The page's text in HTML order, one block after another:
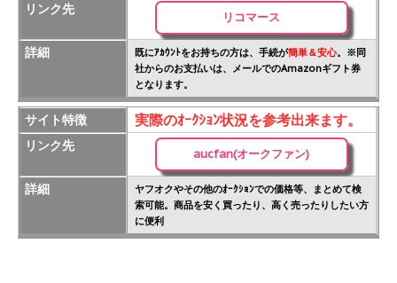
リンク先
リコマース
詳細 既にｱｶｳﾝﾄをお持ちの方は、手続が簡単＆安心。※同
社からのお支払いは、メールでのAmazonギフト券
となります。
サイト特徴 実際のｵｰｸｼｮﾝ状況を参考出来ます。
リンク先
aucfan(オークファン)
詳細
ヤフオクやその他のｵｰｸｼｮﾝでの価格等、まとめて検
索可能。商品を安く買ったり、高く売ったりしたい方
に便利